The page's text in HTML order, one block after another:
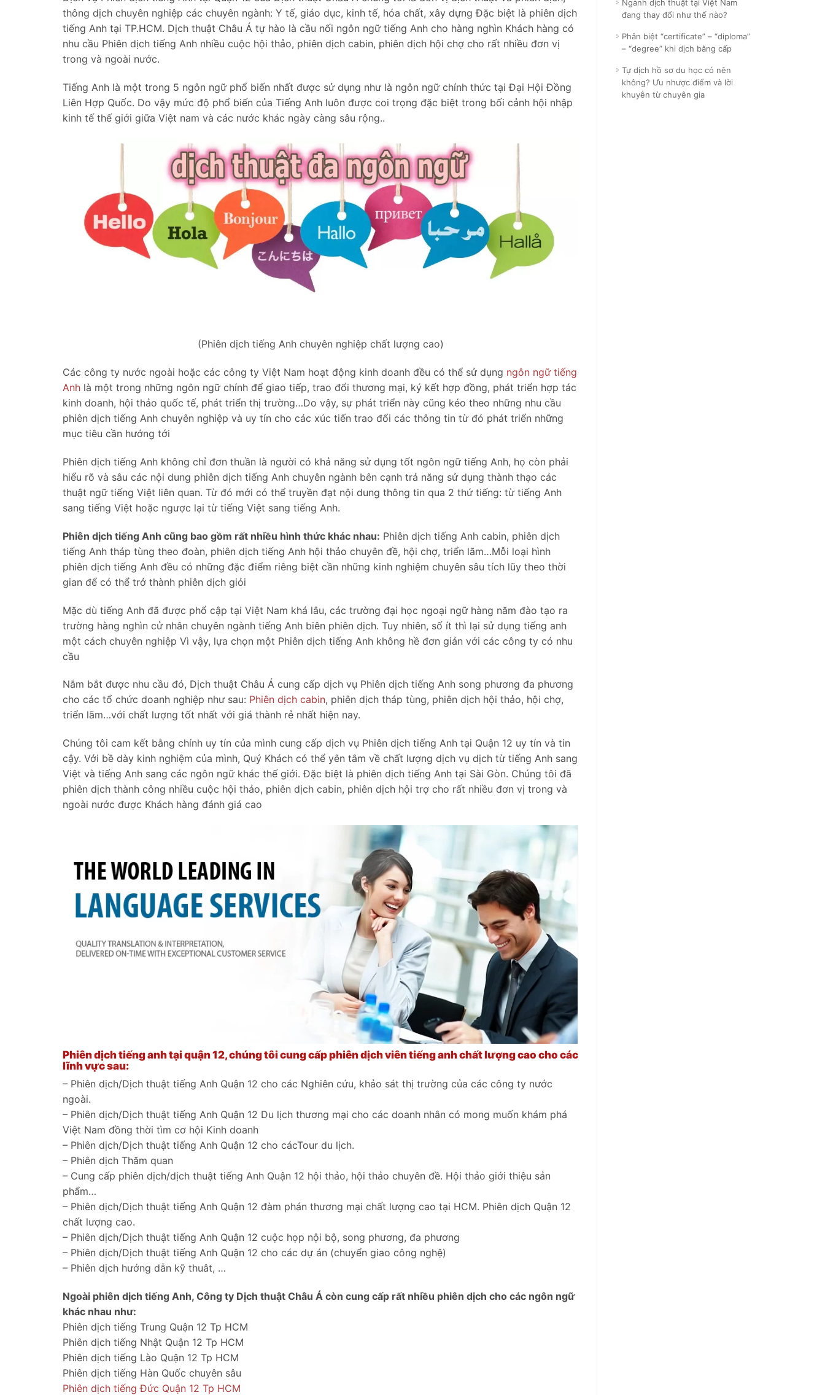
thông dịch chuyên nghiệp các chuyên ngành: Y tế, giáo dục, kinh tế, hóa chất, xây dựng Đặc biệt là phiên dịch
tiếng Anh tại TP.HCM. Dịch thuật Châu Á tự hào là cầu nối ngôn ngữ tiếng Anh cho hàng nghìn Khách hàng có
nhu cầu Phiên dịch tiếng Anh nhiều cuộc hội thảo, phiên dịch cabin, phiên dịch hội chợ cho rất nhiều đơn vị
trong và ngoài nước.
Tiếng Anh là một trong 5 ngôn ngữ phổ biến nhất được sử dụng như là ngôn ngữ chính thức tại Đại Hội Đồng
Liên Hợp Quốc. Do vậy mức độ phổ biến của Tiếng Anh luôn được coi trọng đặc biệt trong bối cảnh hội nhập
kinh tế thế giới giữa Việt nam và các nước khác ngày càng sâu rộng..
(Phiên dịch tiếng Anh chuyên nghiệp chất lượng cao)
Các công ty nước ngoài hoặc các công ty Việt Nam hoạt động kinh doanh đều có thể sử dụng ngôn ngữ tiếng
Anh là một trong những ngôn ngữ chính để giao tiếp, trao đổi thương mại, ký kết hợp đồng, phát triển hợp tác
kinh doanh, hội thảo quốc tế, phát triển thị trường…Do vậy, sự phát triển này cũng kéo theo những nhu cầu
phiên dịch tiếng Anh chuyên nghiệp và uy tín cho các xúc tiến trao đổi các thông tin từ đó phát triển những
mục tiêu cần hướng tới
Phiên dịch tiếng Anh không chỉ đơn thuần là người có khả năng sử dụng tốt ngôn ngữ tiếng Anh, họ còn phải
hiểu rõ và sâu các nội dung phiên dịch tiếng Anh chuyên ngành bên cạnh trả năng sử dụng thành thạo các
thuật ngữ tiếng Việt liên quan. Từ đó mới có thể truyền đạt nội dung thông tin qua 2 thứ tiếng: từ tiếng Anh
sang tiếng Việt hoặc ngược lại từ tiếng Việt sang tiếng Anh.
Phiên dịch tiếng Anh cũng bao gồm rất nhiều hình thức khác nhau: Phiên dịch tiếng Anh cabin, phiên dịch
tiếng Anh tháp tùng theo đoàn, phiên dịch tiếng Anh hội thảo chuyên đề, hội chợ, triển lãm…Mỗi loại hình
phiên dịch tiếng Anh đều có những đặc điểm riêng biệt cần những kinh nghiệm chuyên sâu tích lũy theo thời
gian để có thể trở thành phiên dịch giỏi
Mặc dù tiếng Anh đã được phổ cập tại Việt Nam khá lâu, các trường đại học ngoại ngữ hàng năm đào tạo ra
trường hàng nghìn cử nhân chuyên ngành tiếng Anh biên phiên dịch. Tuy nhiên, số ít thì lại sử dụng tiếng anh
một cách chuyên nghiệp Vì vậy, lựa chọn một Phiên dịch tiếng Anh không hề đơn giản với các công ty có nhu
cầu
Nắm bắt được nhu cầu đó, Dịch thuật Châu Á cung cấp dịch vụ Phiên dịch tiếng Anh song phương đa phương
cho các tổ chức doanh nghiệp như sau: Phiên dịch cabin, phiên dịch tháp tùng, phiên dịch hội thảo, hội chợ,
triển lãm…với chất lượng tốt nhất với giá thành rẻ nhất hiện nay.
Chúng tôi cam kết bằng chính uy tín của mình cung cấp dịch vụ Phiên dịch tiếng Anh tại Quận 12 uy tín và tin
cậy. Với bề dày kinh nghiệm của mình, Quý Khách có thể yên tâm về chất lượng dịch vụ dịch từ tiếng Anh sang
Việt và tiếng Anh sang các ngôn ngữ khác thế giới. Đặc biệt là phiên dịch tiếng Anh tại Sài Gòn. Chúng tôi đã
phiên dịch thành công nhiều cuộc hội thảo, phiên dịch cabin, phiên dịch hội trợ cho rất nhiều đơn vị trong và
ngoài nước được Khách hàng đánh giá cao
Phiên dịch tiếng anh tại quận 12, chúng tôi cung cấp phiên dịch viên tiếng anh chất lượng cao cho các
lĩnh vực sau:
– Phiên dịch/Dịch thuật tiếng Anh Quận 12 cho các Nghiên cứu, khảo sát thị trường của các công ty nước
ngoài.
– Phiên dịch/Dịch thuật tiếng Anh Quận 12 Du lịch thương mại cho các doanh nhân có mong muốn khám phá
Việt Nam đồng thời tìm cơ hội Kinh doanh
– Phiên dịch/Dịch thuật tiếng Anh Quận 12 cho cácTour du lịch.
– Phiên dịch Thăm quan
– Cung cấp phiên dịch/dịch thuật tiếng Anh Quận 12 hội thảo, hội thảo chuyên đề. Hội thảo giới thiệu sản
phẩm…
– Phiên dịch/Dịch thuật tiếng Anh Quận 12 đàm phán thương mại chất lượng cao tại HCM. Phiên dịch Quận 12
chất lượng cao.
– Phiên dịch/Dịch thuật tiếng Anh Quận 12 cuộc họp nội bộ, song phương, đa phương
– Phiên dịch/Dịch thuật tiếng Anh Quận 12 cho các dự án (chuyển giao công nghệ)
– Phiên dịch hướng dẫn kỹ thuât, …
Ngoài phiên dịch tiếng Anh, Công ty Dịch thuật Châu Á còn cung cấp rất nhiều phiên dịch cho các ngôn ngữ
khác nhau như:
Phiên dịch tiếng Trung Quận 12 Tp HCM
Phiên dịch tiếng Nhật Quận 12 Tp HCM
Phiên dịch tiếng Lào Quận 12 Tp HCM
Phiên dịch tiếng Hàn Quốc chuyên sâu
Phiên dịch tiếng Đức Quận 12 Tp HCM
Ngành dịch thuật tại Việt Nam
đang thay đổi như thế nào?
Phân biệt “certificate” – “diploma”
– “degree” khi dịch bằng cấp
Tự dịch hồ sơ du học có nên
không? Ưu nhược điểm và lời
khuyên từ chuyên gia